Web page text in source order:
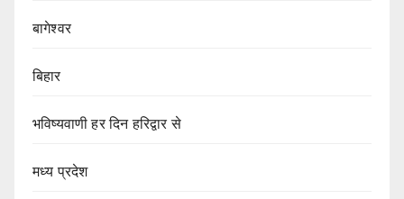
बागेश्वर
बिहार
भविष्यवाणी हर दिन हरिद्वार से
मध्य प्रदेश